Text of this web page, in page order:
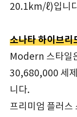
20.1km/ℓ)입니
소나타 하이브리
Modern 스타일
30,680,000 세
니다.
프리미엄 플러스